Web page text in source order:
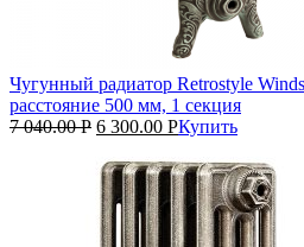
Чугунный радиатор Retrostyle
расстояние 500 мм, 1 секция
7 040.00Р 6 300.00 РКупить